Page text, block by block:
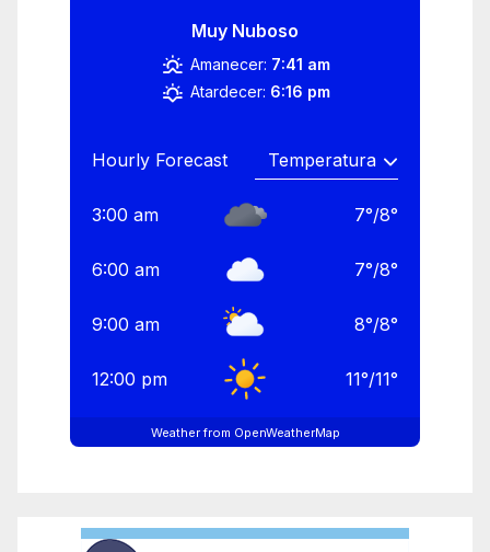
Muy Nuboso
Amanecer: 7:41 am
Atardecer: 6:16 pm
Hourly Forecast
3:00 am 7°/8°
6:00 am 7°/8°
9:00 am 8°/8°
12:00 pm 11°/11°
Weather from OpenWeatherMap